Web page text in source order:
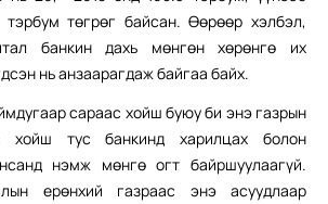
төгрөг байсан. Өөрөөр хэлбэл,
банкин дахь мөнгөн хөрөнгө их
нь анзаарагдаж байгаа байх.
сараас хойш буюу би энэ газрын
хойш тус банкинд харилцах болон
нэмж мөнгө огт байршуулаагүй.
ерөнхий газраас энэ асуудлаар